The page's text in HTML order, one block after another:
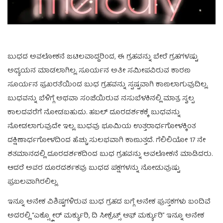
ಬುಧದ ಅವಲೋಕನೆ ಜಟಿಲವಾದ್ದರಿಂದ, ಈ ಗ್ರಹವನ್ನು ಬೇರೆ ಗ್ರಹಗಳಷ್ಟು
ಅಧ್ಯಯನ ಮಾಡಲಾಗಿಲ್ಲ. ಸೂರ್ಯನ ಅತೀ ಸಮೀಪವಿರುವ ಕಾರಣ
ಸೂರ್ಯನ ಪ್ರಖರತೆಯಿಂದ ಬುಧ ಗ್ರಹವನ್ನು ಸ್ಪಷ್ಟವಾಗಿ ಕಾಣಲಾಗುವುದಿಲ್ಲ.
ಬುಧವನ್ನು ಬೆಳಿಗ್ಗೆ ಅಥವಾ ಸಂಜೆಯಿರುವ ನಸುಬೆಳಕಿನಲ್ಲಿ ಮಾತ್ರ ಸ್ವಲ್ಪ
ಕಾಲದವರೆಗೆ ನೋಡಬಹುದು. ಹಬಲ್ ದೂರದರ್ಶಕಕ್ಕೆ ಬುಧವನ್ನು
ನೋಡಲಾಗುವುದೇ ಇಲ್ಲ. ಬುಧವು ಭೂಮಿಯ ಉತ್ತರಾರ್ಧಗೋಳಕ್ಕಿಂತ
ದಕ್ಷಿಣಾರ್ಧಗೋಳದಿಂದ ಹೆಚ್ಚು ಸುಲಭವಾಗಿ ಕಾಣುತ್ತದೆ. ಗೆಲಿಲಿಯೋ 17 ನೇ
ಶತಮಾನದಲ್ಲಿ ದೂರದರ್ಶಕದಿಂದ ಬುಧ ಗ್ರಹವನ್ನು ಅವಲೋಕನೆ ಮಾಡಿದರು.
ಆದರೆ ಅವರ ದೂರದರ್ಶಕವು ಬುಧದ ಪಕ್ಷಗಳನ್ನು ನೋಡುವುಷ್ಟು
ಪ್ರಬಲವಾಗಿರಲಿಲ್ಲ.
ಇನ್ನೂ ಅನೇಕ ವಿಶಿಷ್ಟಗಳಿರುವ ಬುಧ ಗ್ರಹದ ಬಗ್ಗೆ ಅನೇಕ ಪುಸ್ತಕಗಳು ಬಂದಿವೆ
ಅದರಲ್ಲಿ “ಎಕ್ಸ್ಪ್ಲೋರ್ ಮರ್ಕ್ಯುರಿ, ದಿ ಸೀಕ್ರೆಟ್ಸ್ ಆಫ್ ಮರ್ಕ್ಯುರಿ” ಇನ್ನೂ ಅನೇಕ